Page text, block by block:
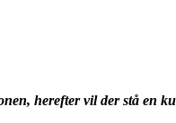
herefter vil der stå en